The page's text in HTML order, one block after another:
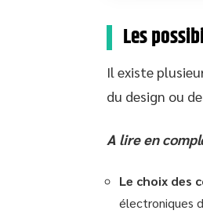
Les
Il existe
du design ou
A lire en
Le choix des
électroniques